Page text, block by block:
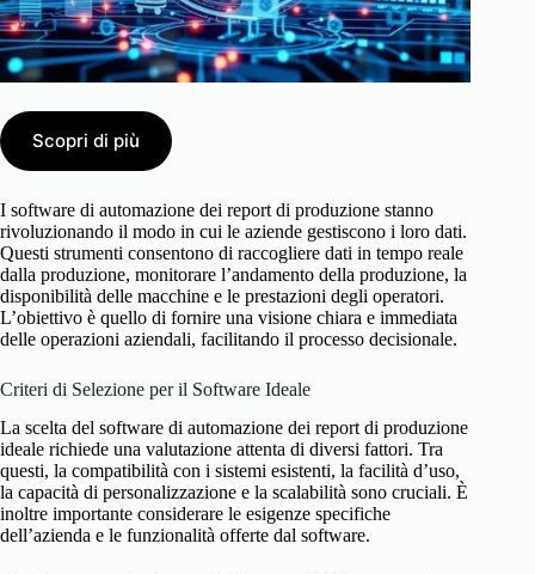
Scopri di più
I software di automazione dei report di produzione stanno
rivoluzionando il modo in cui le aziende gestiscono i loro dati.
Questi strumenti consentono di raccogliere dati in tempo reale
dalla produzione, monitorare l’andamento della produzione, la
disponibilità delle macchine e le prestazioni degli operatori.
L’obiettivo è quello di fornire una visione chiara e immediata
delle operazioni aziendali, facilitando il processo decisionale.
Criteri di Selezione per il Software Ideale
La scelta del software di automazione dei report di produzione
ideale richiede una valutazione attenta di diversi fattori. Tra
questi, la compatibilità con i sistemi esistenti, la facilità d’uso,
la capacità di personalizzazione e la scalabilità sono cruciali. È
inoltre importante considerare le esigenze specifiche
dell’azienda e le funzionalità offerte dal software.